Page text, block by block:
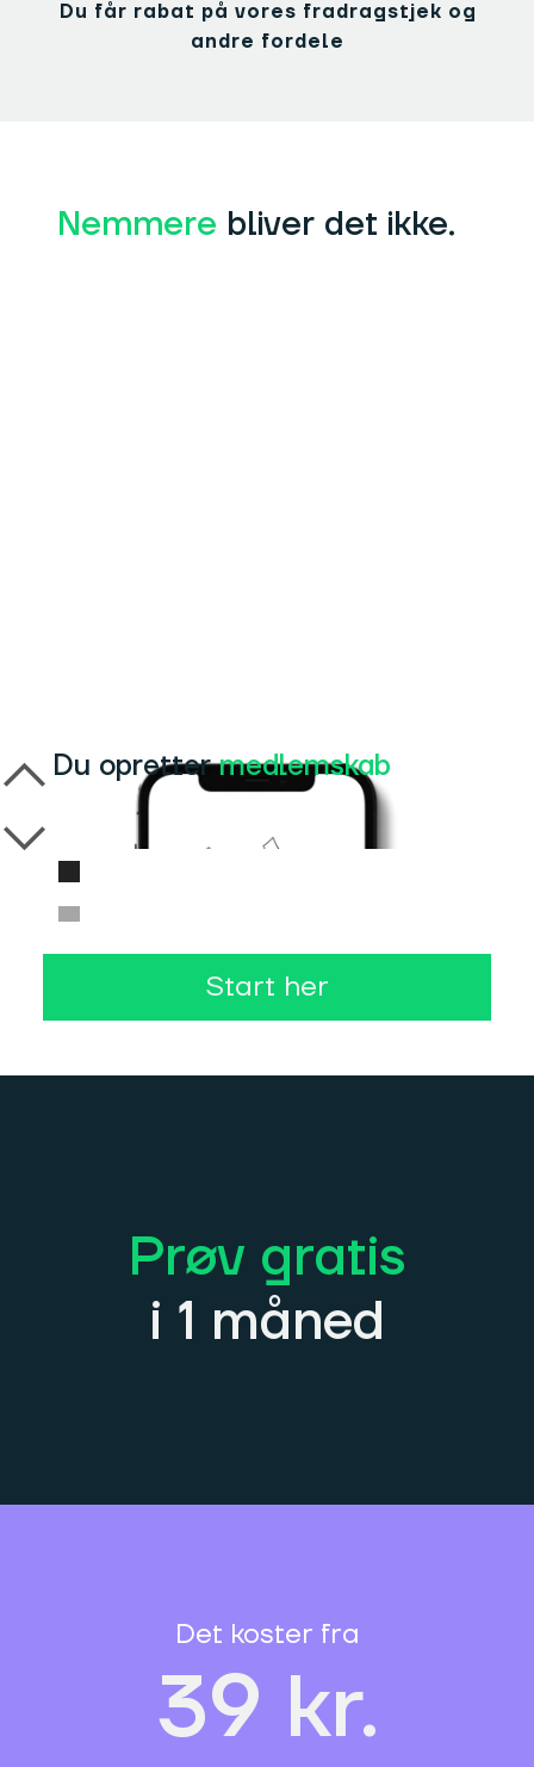
Du får rabat på vores fradragstjek og
andre fordele
Nemmere bliver det ikke.
Du oprettermedlemskab
Start her
Prøv gratis
i 1 måned
Det koster fra
39 kr.